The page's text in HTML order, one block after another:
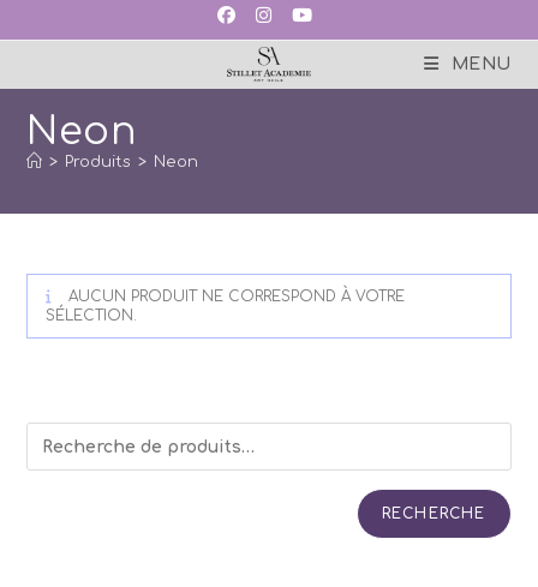
MENU
Neon
> Produits > Neon
AUCUN PRODUIT NE CORRESPOND À VOTRE
SÉLECTION.
RECHERCHE